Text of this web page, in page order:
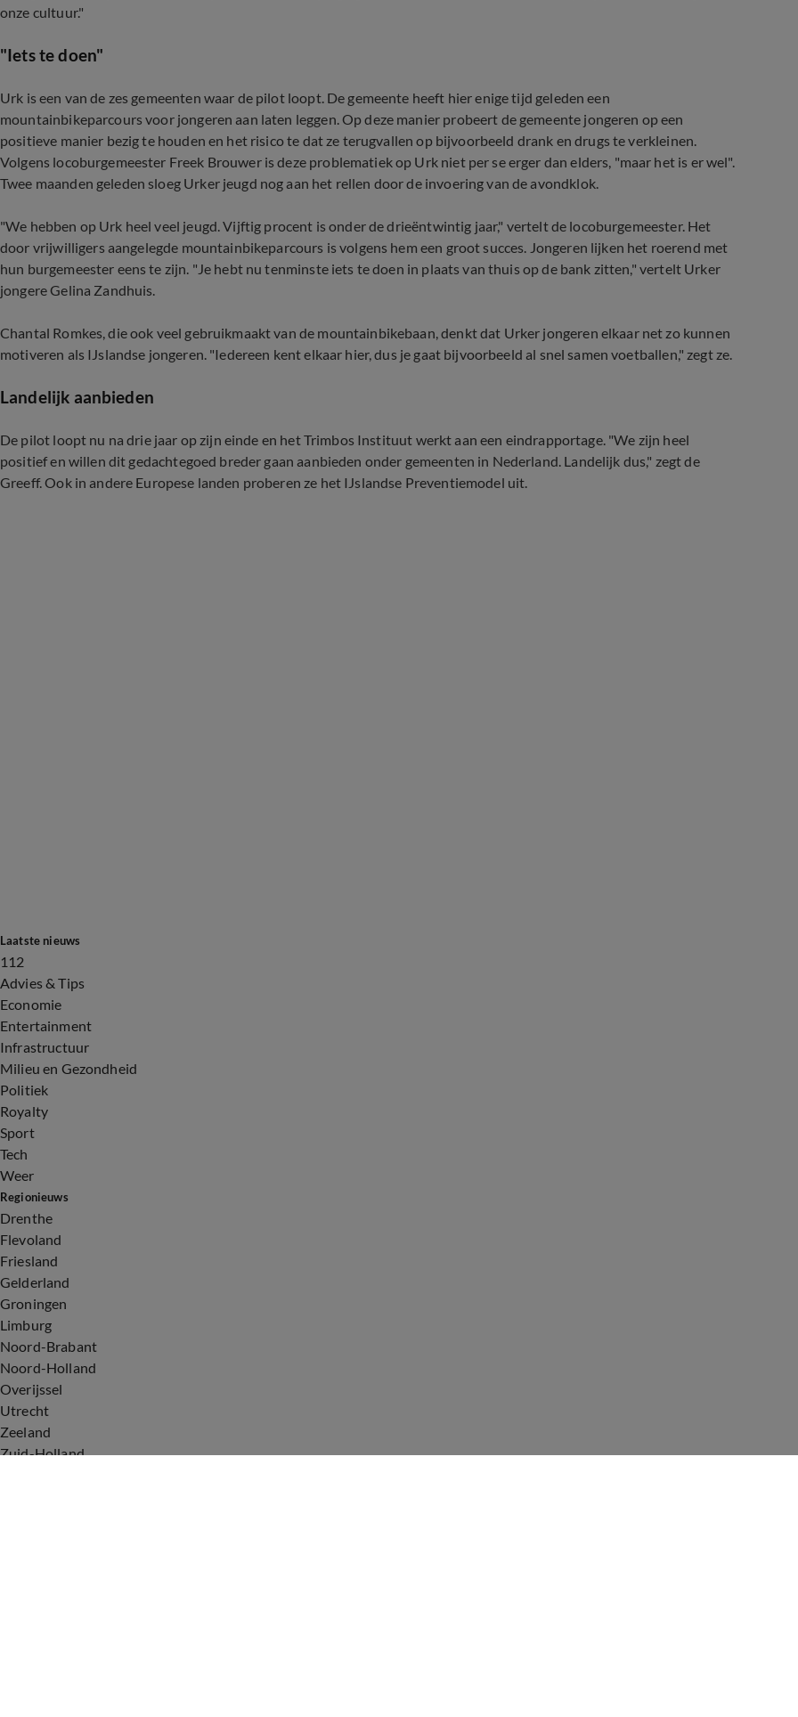
onze cultuur."
"Iets te doen"
Urk is een van de zes gemeenten waar de pilot loopt. De gemeente heeft hier enige tijd geleden een
mountainbikeparcours voor jongeren aan laten leggen. Op deze manier probeert de gemeente jongeren op een
positieve manier bezig te houden en het risico te dat ze terugvallen op bijvoorbeeld drank en drugs te verkleinen.
Volgens locoburgemeester Freek Brouwer is deze problematiek op Urk niet per se erger dan elders, "maar het is er wel".
Twee maanden geleden sloeg Urker jeugd nog aan het rellen door de invoering van de avondklok.
"We hebben op Urk heel veel jeugd. Vijftig procent is onder de drieëntwintig jaar," vertelt de locoburgemeester. Het
door vrijwilligers aangelegde mountainbikeparcours is volgens hem een groot succes. Jongeren lijken het roerend met
hun burgemeester eens te zijn. "Je hebt nu tenminste iets te doen in plaats van thuis op de bank zitten," vertelt Urker
jongere Gelina Zandhuis.
Chantal Romkes, die ook veel gebruikmaakt van de mountainbikebaan, denkt dat Urker jongeren elkaar net zo kunnen
motiveren als IJslandse jongeren. "Iedereen kent elkaar hier, dus je gaat bijvoorbeeld al snel samen voetballen," zegt ze.
Landelijk aanbieden
De pilot loopt nu na drie jaar op zijn einde en het Trimbos Instituut werkt aan een eindrapportage. "We zijn heel
positief en willen dit gedachtegoed breder gaan aanbieden onder gemeenten in Nederland. Landelijk dus," zegt de
Greeff. Ook in andere Europese landen proberen ze het IJslandse Preventiemodel uit.
Laatste nieuws
112
Advies & Tips
Economie
Entertainment
Infrastructuur
Milieu en Gezondheid
Politiek
Royalty
Sport
Tech
Weer
Regionieuws
Drenthe
Flevoland
Friesland
Gelderland
Groningen
Limburg
Noord-Brabant
Noord-Holland
Overijssel
Utrecht
Zeeland
Zuid-Holland